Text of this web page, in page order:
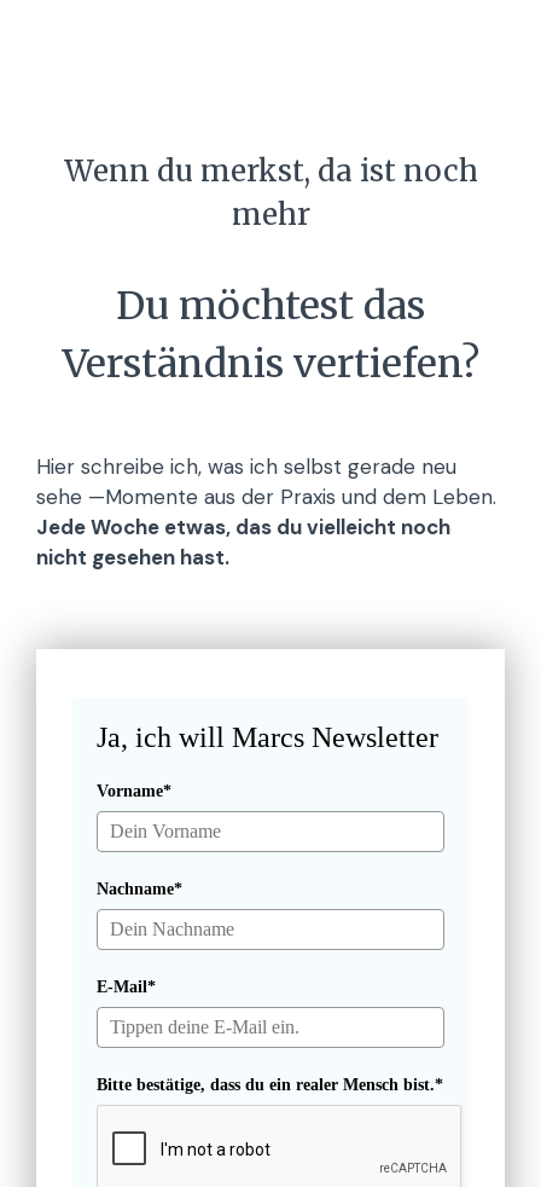
Wenn du merkst, da istnoch
mehr
Du möchtest das
Verständnis vertiefen?
Hier schreibe ich, was ich selbst gerade neu
sehe —Momente aus der Praxis und dem Leben.
Jede Woche etwas, das du vielleicht noch
nicht gesehen hast.
Ja, ich will Marcs Newsletter
Vorname*
Nachname*
E-Mail*
Bitte bestätige, dass du ein realer Mensch bist.*